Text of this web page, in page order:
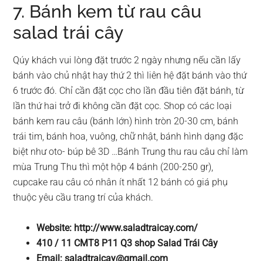
7. Bánh kem từ rau câu
salad trái cây
Qúy khách vui lòng đặt trước 2 ngày nhưng nếu cần lấy
bánh vào chủ nhật hay thứ 2 thì liên hệ đặt bánh vào thứ
6 trước đó. Chỉ cần đặt cọc cho lần đầu tiên đặt bánh, từ
lần thứ hai trở đi không cần đặt cọc. Shop có các loại
bánh kem rau câu (bánh lớn) hình tròn 20-30 cm, bánh
trái tim, bánh hoa, vuông, chữ nhật, bánh hình dạng đặc
biệt như oto- búp bê 3D …Bánh Trung thu rau câu chỉ làm
mùa Trung Thu thì một hộp 4 bánh (200-250 gr),
cupcake rau câu có nhân ít nhất 12 bánh có giá phụ
thuộc yêu cầu trang trí của khách.
Website: http://www.saladtraicay.com/
410 / 11 CMT8 P11 Q3 shop Salad Trái Cây
Email:saladtraicay@gmail.com